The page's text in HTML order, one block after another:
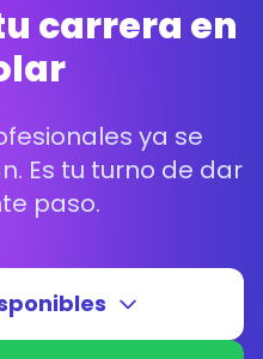
carrera en
ya se
Es tu turno de dar
paso.